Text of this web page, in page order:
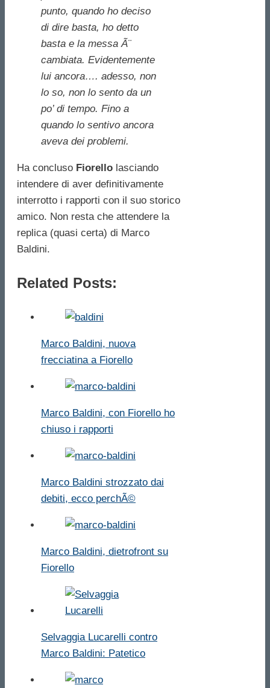
punto, quando ho deciso
di dire basta, ho detto
basta e la messa Ã¨
cambiata. Evidentemente
lui ancora…. adesso, non
lo so, non lo sento da un
po’ di tempo. Fino a
quando lo sentivo ancora
aveva dei problemi.
Ha concluso Fiorello lasciando
intendere di aver definitivamente
interrotto i rapporti con il suo storico
amico. Non resta che attendere la
replica (quasi certa) di Marco
Baldini.
Related Posts:
Marco Baldini, nuova
frecciatina a Fiorello
Marco Baldini, con Fiorello ho
chiuso i rapporti
Marco Baldini strozzato dai
debiti, ecco perchÃ©
Marco Baldini, dietrofront su
Fiorello
Selvaggia Lucarelli contro
Marco Baldini: Patetico